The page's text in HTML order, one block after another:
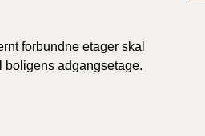
forbundne etager skal
boligens adgangsetage.